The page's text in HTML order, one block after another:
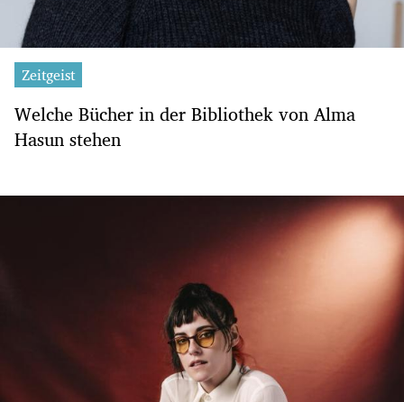
Zeitgeist
Welche Bücher in der Bibliothek von Alma
Hasun stehen